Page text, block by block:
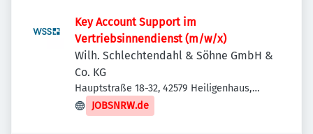
Key Account Support im
Vertriebsinnendienst (m/w/x)
Wilh. Schlechtendahl & Söhne GmbH &
Co. KG
Hauptstraße 18-32, 42579 Heiligenhaus,
Deutschland
JOBSNRW.de